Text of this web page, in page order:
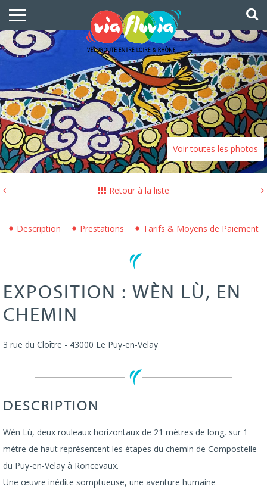
Voir toutes les photos
Retour à la liste
Description Prestations Tarifs & Moyens de Paiement
EXPOSITION : WÈN LÙ, EN
CHEMIN
3 rue du Cloître - 43000 Le Puy-en-Velay
DESCRIPTION
Wèn Lù, deux rouleaux horizontaux de 21 mètres de long, sur 1
mètre de haut représentent les étapes du chemin de Compostelle
du Puy-en-Velay à Roncevaux.
Une œuvre inédite somptueuse, une aventure humaine